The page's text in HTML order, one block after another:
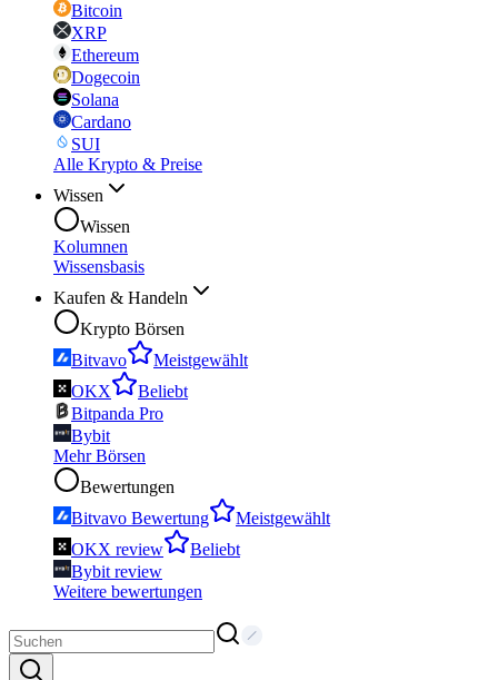
Bitcoin
XRP
Ethereum
Dogecoin
Solana
Cardano
SUI
Alle Krypto & Preise
Wissen
Wissen
Kolumnen
Wissensbasis
Kaufen & Handeln
Krypto Börsen
Bitvavo
Meistgewählt
OKX
Beliebt
Bitpanda Pro
Bybit
Mehr Börsen
Bewertungen
Bitvavo Bewertung
Meistgewählt
OKX review
Beliebt
Bybit review
Weitere bewertungen